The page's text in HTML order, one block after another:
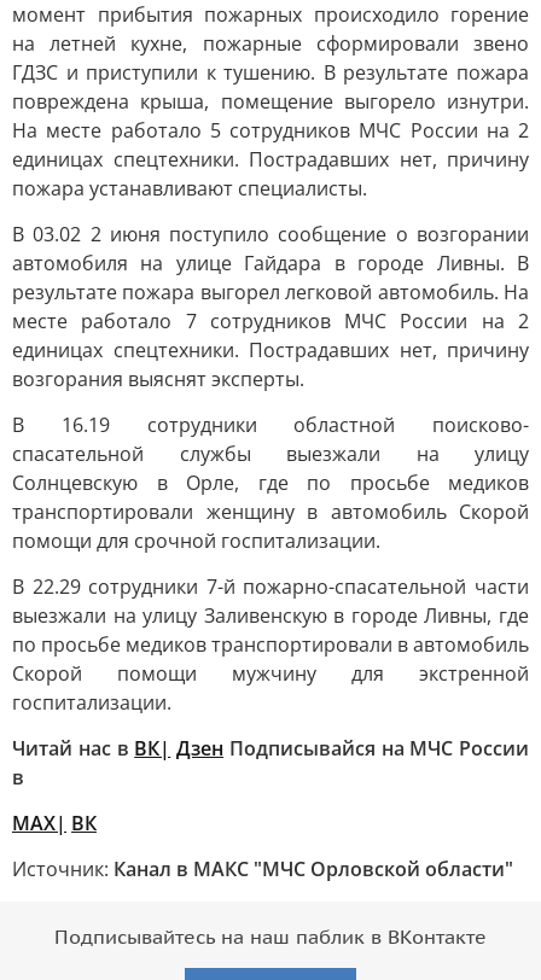
момент прибытия пожарных происходило горение
на летней кухне, пожарные сформировали звено
ГДЗС и приступили к тушению. В результате пожара
повреждена крыша, помещение выгорело изнутри.
На месте работало 5 сотрудников МЧС России на 2
единицах спецтехники. Пострадавших нет, причину
пожара устанавливают специалисты.
В 03.02 2 июня поступило сообщение о возгорании
автомобиля на улице Гайдара в городе Ливны. В
результате пожара выгорел легковой автомобиль. На
месте работало 7 сотрудников МЧС России на 2
единицах спецтехники. Пострадавших нет, причину
возгорания выяснят эксперты.
В 16.19 сотрудники областной поисково-
спасательной службы выезжали на улицу
Солнцевскую в Орле, где по просьбе медиков
транспортировали женщину в автомобиль Скорой
помощи для срочной госпитализации.
В 22.29 сотрудники 7-й пожарно-спасательной части
выезжали на улицу Заливенскую в городе Ливны, где
по просьбе медиков транспортировали в автомобиль
Скорой помощи мужчину для экстренной
госпитализации.
Читай нас в ВК| Дзен Подписывайся на МЧС России
в
MAX| ВК
Источник: Канал в МАКС "МЧС Орловской области"
Подписывайтесь на наш паблик в ВКонтакте